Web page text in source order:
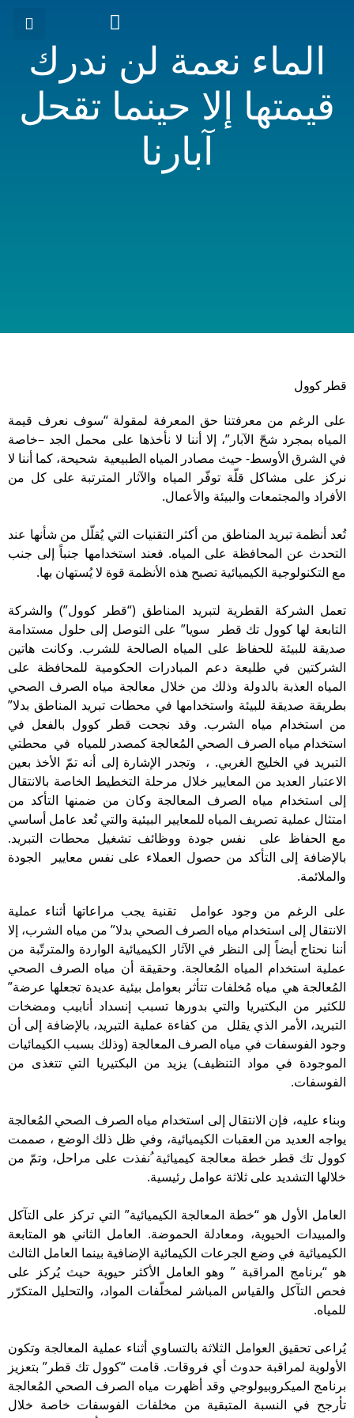
الماء نعمة لن ندرك
قيمتها إلا حينما تقحل
آبارنا
قطر كوول
على الرغم من معرفتنا حق المعرفة لمقولة “سوف نعرف قيمة
المياه بمجرد شحّ الآبار”، إلا أننا لا نأخذها على محمل الجد –خاصة
في الشرق الأوسط- حيث مصادر المياه الطبيعية شحيحة، كما أننا لا
نركز على مشاكل قلّة توفّر المياه والآثار المترتبة على كل من
الأفراد والمجتمعات والبيئة والأعمال.
تُعد أنظمة تبريد المناطق من أكثر التقنيات التي يُقلّل من شأنها عند
التحدث عن المحافظة على المياه. فعند استخدامها جنباً إلى جنب
مع التكنولوجية الكيميائية تصبح هذه الأنظمة قوة لا يُستهان بها.
تعمل الشركة القطرية لتبريد المناطق (“قطر كوول”) والشركة
التابعة لها كوول تك قطر سويا” على التوصل إلى حلول مستدامة
صديقة للبيئة للحفاظ على المياه الصالحة للشرب. وكانت هاتين
الشركتين في طليعة دعم المبادرات الحكومية للمحافظة على
المياه العذبة بالدولة وذلك من خلال معالجة مياه الصرف الصحي
بطريقة صديقة للبيئة واستخدامها في محطات تبريد المناطق بدلا”
من استخدام مياه الشرب. وقد نجحت قطر كوول بالفعل في
استخدام مياه الصرف الصحي المُعالجة كمصدر للمياه في محطتي
التبريد في الخليج الغربي. ، وتجدر الإشارة إلى أنه تمّ الأخذ بعين
الاعتبار العديد من المعايير خلال مرحلة التخطيط الخاصة بالانتقال
إلى استخدام مياه الصرف المعالجة وكان من ضمنها التأكد من
امتثال عملية تصريف المياه للمعايير البيئية والتي تُعد عامل أساسي
مع الحفاظ على نفس جودة ووظائف تشغيل محطات التبريد.
بالإضافة إلى التأكد من حصول العملاء على نفس معايير الجودة
والملائمة.
على الرغم من وجود عوامل تقنية يجب مراعاتها أثناء عملية
الانتقال إلى استخدام مياه الصرف الصحي بدلا” من مياه الشرب، إلا
أننا نحتاج أيضاً إلى النظر في الآثار الكيميائية الواردة والمترتّبة من
عملية استخدام المياه المُعالجة. وحقيقة أن مياه الصرف الصحي
المُعالجة هي مياه مُخلفات تتأثر بعوامل بيئية عديدة تجعلها عرضة”
للكثير من البكتيريا والتي بدورها تسبب إنسداد أنابيب ومضخات
التبريد، الأمر الذي يقلل من كفاءة عملية التبريد، بالإضافة إلى أن
وجود الفوسفات في مياه الصرف المعالجة (وذلك بسبب الكيمائيات
الموجودة في مواد التنظيف) يزيد من البكتيريا التي تتغذى من
الفوسفات.
وبناء عليه، فإن الانتقال إلى استخدام مياه الصرف الصحي المُعالجة
يواجه العديد من العقبات الكيميائية، وفي ظل ذلك الوضع ، صممت
كوول تك قطر خطة معالجة كيميائية ُنفذت على مراحل، وتمّ من
خلالها التشديد على ثلاثة عوامل رئيسية.
العامل الأول هو “خطة المعالجة الكيميائية” التي تركز على التآكل
والمبيدات الحيوية، ومعادلة الحموضة. العامل الثاني هو المتابعة
الكيميائية في وضع الجرعات الكيمائية الإضافية بينما العامل الثالث
هو “برنامج المراقبة ” وهو العامل الأكثر حيوية حيث يُركز على
فحص التآكل والقياس المباشر لمخلّفات المواد، والتحليل المتكرّر
للمياه.
يُراعى تحقيق العوامل الثلاثة بالتساوي أثناء عملية المعالجة وتكون
الأولوية لمراقبة حدوث أي فروقات. قامت “كوول تك قطر” بتعزيز
برنامج الميكروبيولوجي وقد أظهرت مياه الصرف الصحي المُعالجة
تأرجح في النسبة المتبقية من مخلفات الفوسفات خاصة خلال